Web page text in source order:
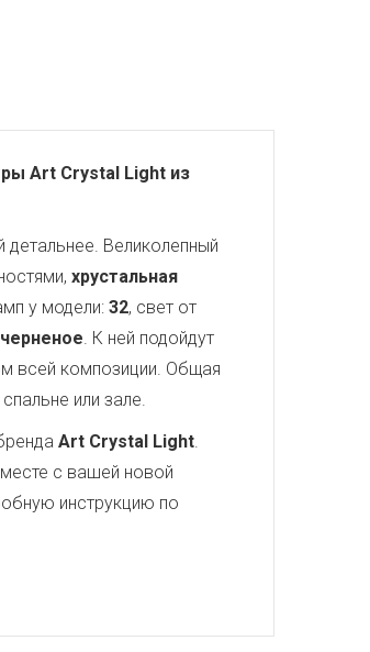
Art Crystal Light из
Великолепный
хрустальная
у модели: 32, свет от
. К ней подойдут
всей композиции. Общая
или зале.
Art Crystal Light.
с вашей новой
инструкцию по